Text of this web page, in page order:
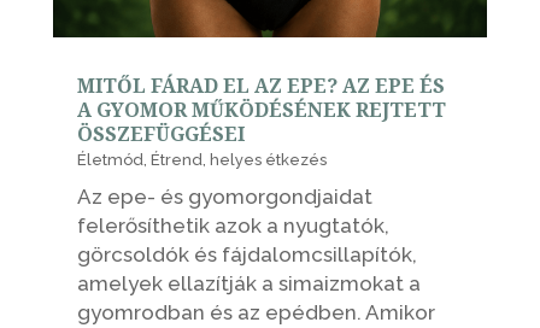
MITŐL FÁRAD EL AZ EPE? AZ EPE ÉS
A GYOMOR MŰKÖDÉSÉNEK REJTETT
ÖSSZEFÜGGÉSEI
Életmód, Étrend, helyes étkezés
Az epe- és gyomorgondjaidat
felerősíthetik azok a nyugtatók,
görcsoldók és fájdalomcsillapítók,
amelyek ellazítják a simaizmokat a
gyomrodban és az epédben. Amikor